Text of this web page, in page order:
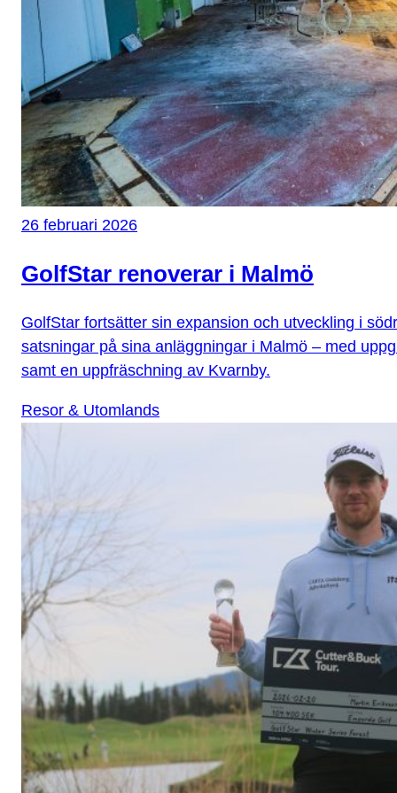
26 februari 2026
GolfStar renoverar i Malmö
GolfStar fortsätter sin expansion och utveckling i
satsningar på sina anläggningar i Malmö – med
samt en uppfräschning av Kvarnby.
Resor & Utomlands